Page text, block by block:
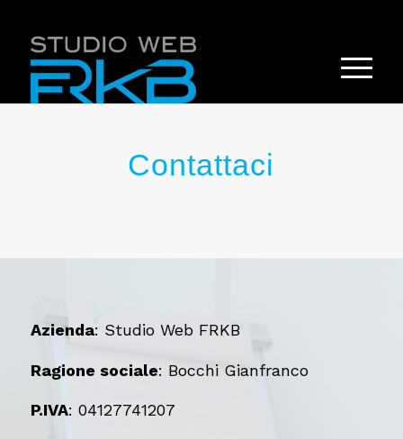
Contattaci
Azienda: Studio Web FRKB
Ragione sociale: Bocchi Gianfranco
P.IVA: 04127741207